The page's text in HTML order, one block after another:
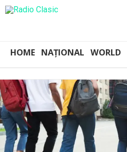
HOME NAȚIONAL WORLD